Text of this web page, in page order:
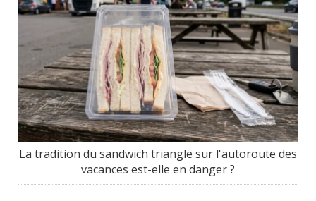
La tradition du sandwich triangle sur l'autoroute des
vacances est-elle en danger ?